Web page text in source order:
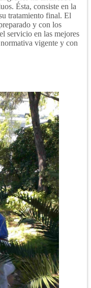
Ésta, consiste en la
tratamiento final. El
y con los
servicio en las mejores
normativa vigente y con